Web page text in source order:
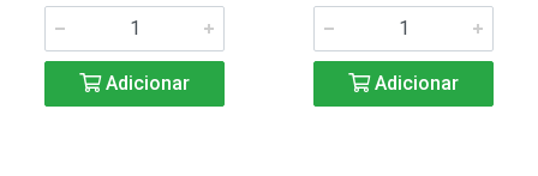
Adicionar Adicionar